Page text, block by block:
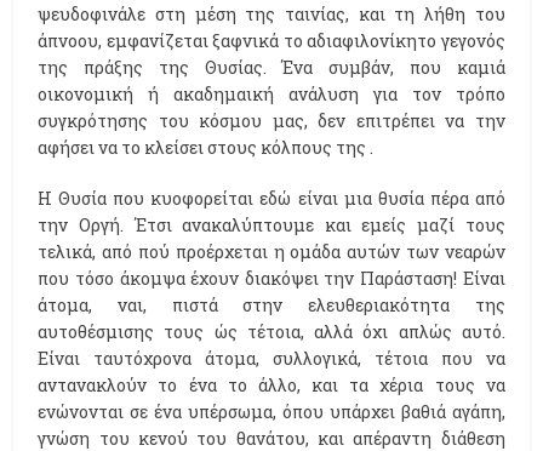
ψευδοφινάλε στη μέση της ταινίας, και τη λήθη του
άπνοου, εμφανίζεται ξαφνικά το αδιαφιλονίκητο γεγονός
της πράξης της Θυσίας. Ένα συμβάν, που καμιά
οικονομική ή ακαδημαική ανάλυση για τον τρόπο
συγκρότησης του κόσμου μας, δεν επιτρέπει να την
αφήσει να το κλείσει στους κόλπους της .
Η Θυσία που κυοφορείται εδώ είναι μια θυσία πέρα από
την Οργή. Έτσι ανακαλύπτουμε και εμείς μαζί τους
τελικά, από πού προέρχεται η ομάδα αυτών των νεαρών
που τόσο άκομψα έχουν διακόψει την Παράσταση! Είναι
άτομα, ναι, πιστά στην ελευθεριακότητα της
αυτοθέσμισης τους ώς τέτοια, αλλά όχι απλώς αυτό.
Είναι ταυτόχρονα άτομα, συλλογικά, τέτοια που να
αντανακλούν το ένα το άλλο, και τα χέρια τους να
ενώνονται σε ένα υπέρσωμα, όπου υπάρχει βαθιά αγάπη,
γνώση του κενού του θανάτου, και απέραντη διάθεση